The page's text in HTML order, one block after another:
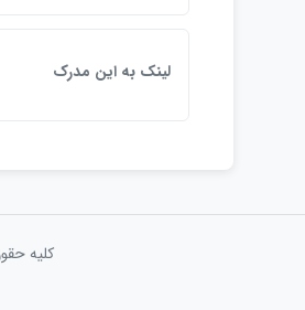
لينک به اين مدرک
کلیه